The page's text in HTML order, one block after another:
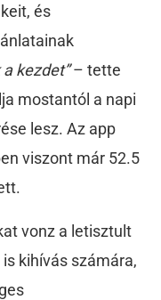
és
kezdet”– tette
mostantól a napi
lesz. Az app
viszont már 52.5
vonz a letisztult
kihívás számára,